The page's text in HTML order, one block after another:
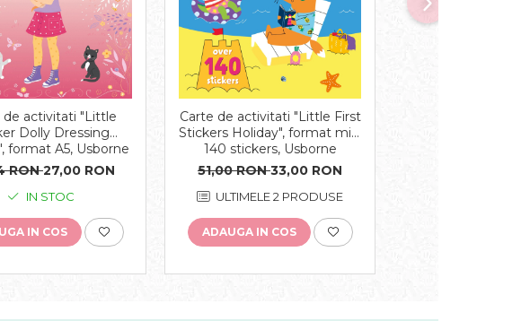
de activitati "Little
Dolly Dressing
format A5, Usborne
RON27,00 RON
IN STOC
IN COS
Carte de activitati "Little First
Stickers Holiday", format mic,
140 stickers, Usborne
51,00 RON33,00 RON
ULTIMELE 2 PRODUSE
ADAUGA IN COS
-47%